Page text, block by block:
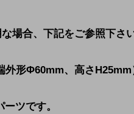
場合、下記をご参照下さい
形Φ60mm、高さH25mm
ーツです。